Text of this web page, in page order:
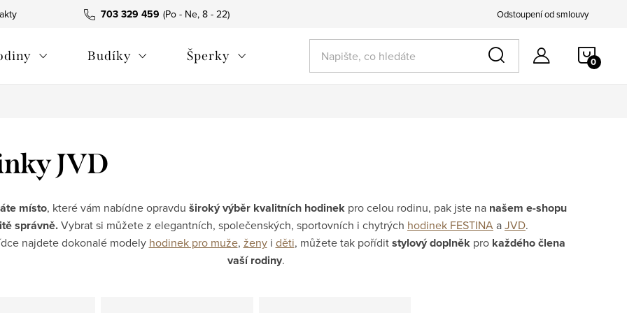
703 329 459 Odstoupení od smlouvy
Budíky Šperky
JVD
místo, které vám nabídne opravdu široký výběr kvalitních hodinek pro celou rodinu, pak jste na našem e-shopu
správně.Vybrat si můžete z elegantních, společenských, sportovních i chytrých hodinek FESTINAaJVD.
najdete dokonalé modely hodinek pro muže, ženyi děti, můžete tak poříditstylový doplněkpro každého člena
vaší rodiny.